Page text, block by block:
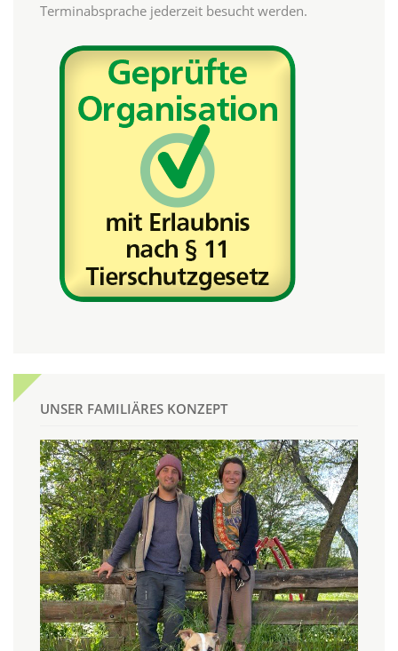
Terminabsprache jederzeit besucht werden.
UNSER FAMILIÄRES KONZEPT